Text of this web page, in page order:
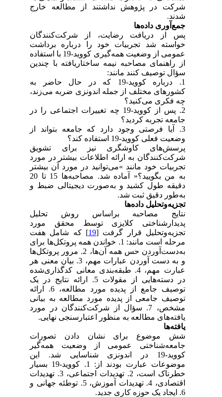
شرکت در پژوهش نداشتند از مطالعه خارج
شدند.
جمع‌آوری داده‌ها
پس از دریافت رضایت، از شرکت‌کنندگان
خواسته شد تجربیات خود را درباره برداشت
عمومی از وضعیت همه‌گیری کووید-19 با استفاده
از راهنمای مصاحبه نیمه ساختاریافته با چندین
سؤال توصیف کنند مانند:
1. درباره کووید-19 که در حال حاضر به
کشورهای مختلف از جمله اندونزی ضربه می‌زند،
چه فکری می‌کنید؟
2. پس از کووید-19 چه تغییرات اجتماعی را در
جامعه تجربه کردید؟
3. آیا فرصتی وجود دارد که جامعه بتواند از
وضعیت فعلی کووید-19 استفاده کند؟
پرسش‌های کاوشگری نیز برای تشویق
شرکت‌کنندگان به ارائه اطلاعات بیشتر در مورد
تجربیات خود مانند »می‌توانید در مورد آن بیشتر
به من بگویید؟« آماده شد. مصاحبه‌ها 15 تا 20
دقیقه طول کشید و به‌صورت دیجیتالی ضبط و
به‌طور دقیق ثبت شد.
تجزیه‌وتحلیل داده‌ها
نتایج مصاحبه براساس روش تحلیل
پدیدارشناختی کلایزی توسط محقق مورد
تجزیه‌و‌تحلیل قرار گرفت [ 19] که شامل هفت
مرحله است مانند: 1. خواندن همه پروتکل‌ها برای
به‌دست‌آوردن حس همه آن‌ها، 2. مرور پروتکل‌ها
و به دست آوردن عبارات مهم، 3. بیان معنی هر
عبارت مهم، 4. طبقه‌بندی معانی کدگذاری‌شده
در دسته‌هایی از مقولات 5. ارائه نتایج در یک
توصیف جامع از پدیده مورد مطالعه، 6. ارائه
توصیف جامعی از پدیده مورد مطالعه به بیانی
مشخص، 7. سؤال از شرکت‌کنندگان در مورد
یافته‌های مطالعه به منظور اعتبارسنجی نهایی.
یافته‌ها
شش موضوع برای نشان دادن تصورات
جامعه‌شناختی عمومی از وضعیت همه‌گیر
کووید-19 در اندونزی شناسایی شد. این
موضوعات عبارت بودند از: 1. کووید-19 بسیار
خطرناک است، 2. تهدیدات اجتماعی، 3. تهدیدات
اقتصادی، 4. تهدیدات آموزش، 5. توطئه جهانی و